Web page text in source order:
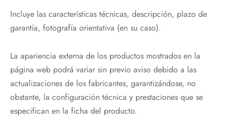
Incluye las características técnicas, descripción, plazo de
garantía, fotografía orientativa (en su caso).
La apariencia externa de los productos mostrados en la
página web podrá variar sin previo aviso debido a las
actualizaciones de los fabricantes, garantizándose, no
obstante, la configuración técnica y prestaciones que se
especifican en la ficha del producto.